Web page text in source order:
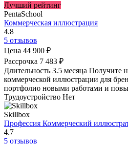
Лучший рейтинг
PentaSchool
Коммерческая иллюстрация
4.8
5 отзывов
Цена 44 900 ₽
Рассрочка 7 483 ₽
Длительность 3.5 месяца Получите
коммерческой иллюстрации для
портфолио новыми работами и
Трудоустройство Нет
Skillbox
Профессия Коммерческий
4.7
5 отзывов